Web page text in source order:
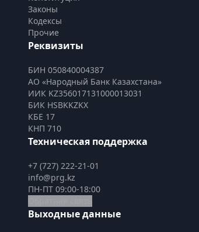
Законы
Кодексы
Прочие
Реквизиты
БИН 050840004387
АО «Народный Банк Казахстана»
ИИК KZ356017131000013031
БИК HSBKKZKX
КБЕ 17
КНП 710
Техническая поддержка
+7 (727) 222-21-01
info@prg.kz
ПН-ПТ 09:00-18:00
Выходные данные